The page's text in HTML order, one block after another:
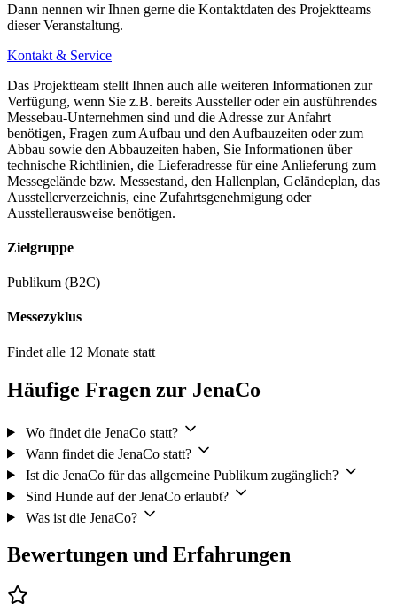
Dann nennen wir Ihnen gerne die Kontaktdaten des Projektteams
dieser Veranstaltung.
Kontakt & Service
Das Projektteam stellt Ihnen auch alle weiteren Informationen zur
Verfügung, wenn Sie z.B. bereits Aussteller oder ein ausführendes
Messebau-Unternehmen sind und die Adresse zur Anfahrt
benötigen, Fragen zum Aufbau und den Aufbauzeiten oder zum
Abbau sowie den Abbauzeiten haben, Sie Informationen über
technische Richtlinien, die Lieferadresse für eine Anlieferung zum
Messegelände bzw. Messestand, den Hallenplan, Geländeplan, das
Ausstellerverzeichnis, eine Zufahrtsgenehmigung oder
Ausstellerausweise benötigen.
Zielgruppe
Publikum (B2C)
Messezyklus
Findet alle 12 Monate statt
Häufige Fragen zur JenaCo
Wo findet die JenaCo statt?
Wann findet die JenaCo statt?
Ist die JenaCo für das allgemeine Publikum zugänglich?
Sind Hunde auf der JenaCo erlaubt?
Was ist die JenaCo?
Bewertungen und Erfahrungen